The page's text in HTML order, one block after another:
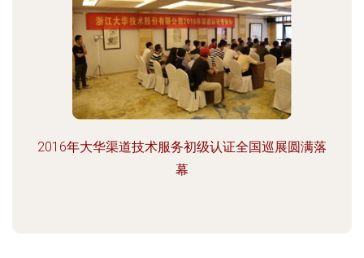
2016年大华渠道技术服务初级认证全国巡展圆满落
幕